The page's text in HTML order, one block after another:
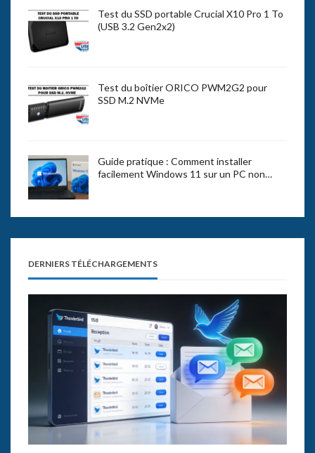
Test du SSD portable Crucial X10 Pro 1 To
(USB 3.2 Gen2x2)
Test du boîtier ORICO PWM2G2 pour
SSD M.2 NVMe
Guide pratique : Comment installer
facilement Windows 11 sur un PC non…
DERNIERS TÉLÉCHARGEMENTS